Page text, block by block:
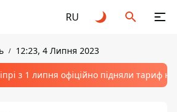
RU
12:23, 4 Липня 2023
з 1 липня офіційно підняли тариф